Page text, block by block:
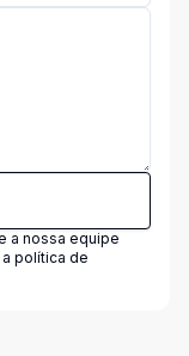
a nossa equipe
política de